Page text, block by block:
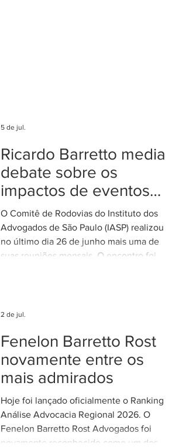
Ricardo Barretto media
debate sobre os
impactos de eventos
climáticos extremos
nas concessões de
rodovias
O Comitê de Rodovias do Instituto dos
Advogados de São Paulo (IASP) realizou
no último dia 26 de junho mais uma de
suas reuniões mensais. O encontro foi
dos eventos climáticos extremos nos
Estado de São Paulo. A reunião contou
com a participação de Cecília Thomé
Alvarez, Subsecretária de Gestão de
Parcerias da Secretaria de Parcerias e
5 de jul.
Fenelon Barretto Rost
novamente entre os
mais admirados
Hoje foi lançado oficialmente o Ranking
Análise Advocacia Regional 2026. O
Fenelon Barretto Rost Advogados foi
novamente reconhecido como um dos
2 de jul.